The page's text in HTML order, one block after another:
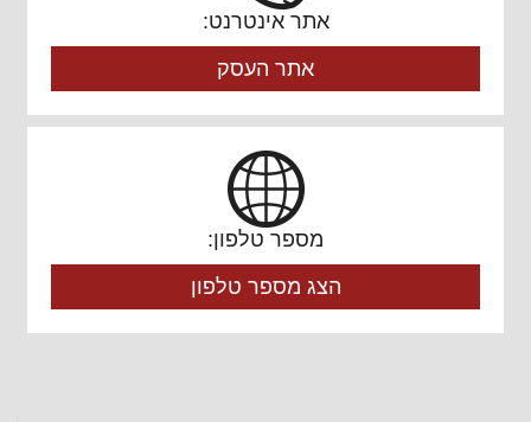
אתר אינטרנט:
אתר העסק
מספר טלפון:
הצג מספר טלפון